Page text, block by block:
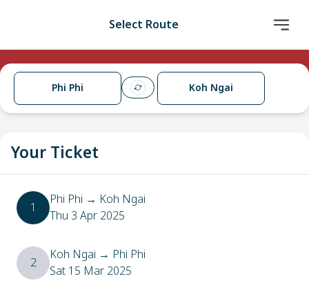
Select Route
Phi Phi Koh Ngai
Your Ticket
1 Phi Phi → Koh Ngai
Thu 3 Apr 2025
2 Koh Ngai → Phi Phi
Sat 15 Mar 2025